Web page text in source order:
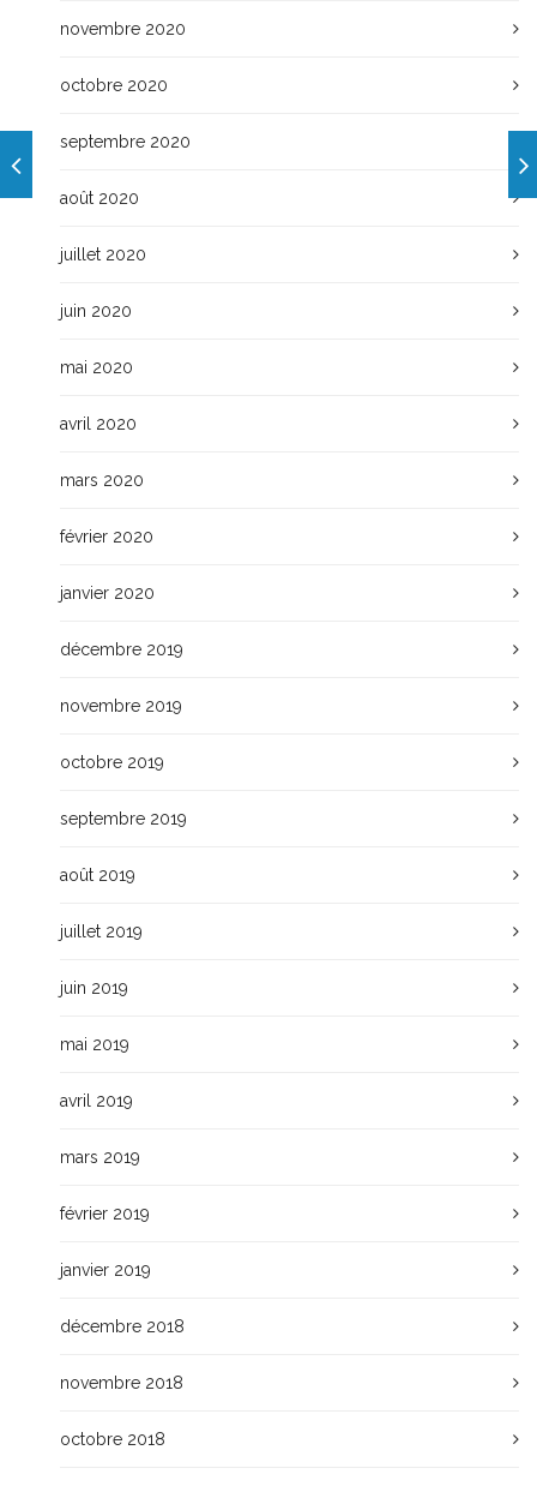
novembre 2020
octobre 2020
septembre 2020
août 2020
juillet 2020
juin 2020
mai 2020
avril 2020
mars 2020
février 2020
janvier 2020
décembre 2019
novembre 2019
octobre 2019
septembre 2019
août 2019
juillet 2019
juin 2019
mai 2019
avril 2019
mars 2019
février 2019
janvier 2019
décembre 2018
novembre 2018
octobre 2018